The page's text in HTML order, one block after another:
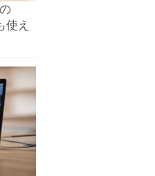
使え